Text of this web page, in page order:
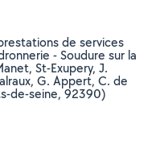
de services
- Soudure sur la
St-Exupery, J.
G. Appert, C. de
de-seine, 92390)